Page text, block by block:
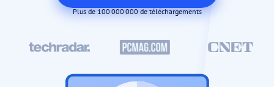
Plus de 100 000 000 de téléchargements